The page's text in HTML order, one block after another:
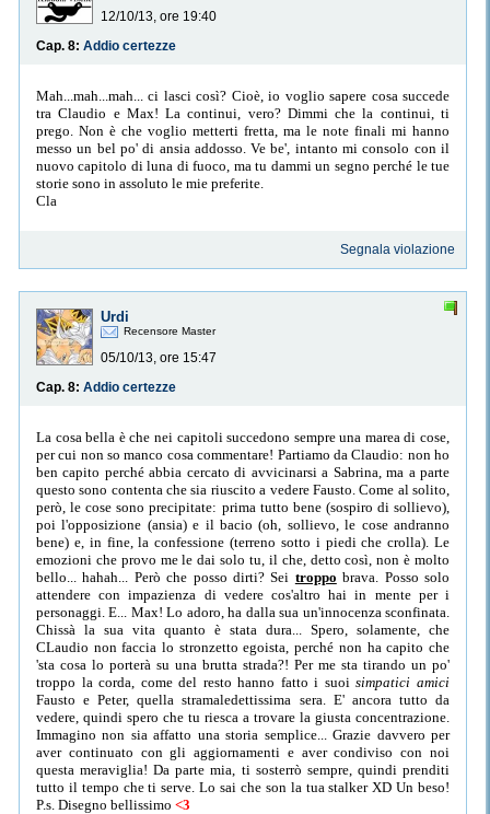
12/10/13, ore 19:40
Cap. 8: Addio certezze
Mah...mah...mah... ci lasci così? Cioè, io voglio sapere cosa succede
tra Claudio e Max! La continui, vero? Dimmi che la continui, ti
prego. Non è che voglio metterti fretta, ma le note finali mi hanno
messo un bel po' di ansia addosso. Ve be', intanto mi consolo con il
nuovo capitolo di luna di fuoco, ma tu dammi un segno perché le tue
storie sono in assoluto le mie preferite.
Cla
Segnala violazione
Urdi
Recensore Master
05/10/13, ore 15:47
Cap. 8: Addio certezze
La cosa bella è che nei capitoli succedono sempre una marea di cose,
per cui non so manco cosa commentare! Partiamo da Claudio: non ho
ben capito perché abbia cercato di avvicinarsi a Sabrina, ma a parte
questo sono contenta che sia riuscito a vedere Fausto. Come al solito,
però, le cose sono precipitate: prima tutto bene (sospiro di sollievo),
poi l'opposizione (ansia) e il bacio (oh, sollievo, le cose andranno
bene) e, in fine, la confessione (terreno sotto i piedi che crolla). Le
emozioni che provo me le dai solo tu, il che, detto così, non è molto
bello... hahah... Però che posso dirti? Sei troppo brava. Posso solo
attendere con impazienza di vedere cos'altro hai in mente per i
personaggi. E... Max! Lo adoro, ha dalla sua un'innocenza sconfinata.
Chissà la sua vita quanto è stata dura... Spero, solamente, che
CLaudio non faccia lo stronzetto egoista, perché non ha capito che
'sta cosa lo porterà su una brutta strada?! Per me sta tirando un po'
troppo la corda, come del resto hanno fatto i suoisimpatici amici
Fausto e Peter, quella stramaledettissima sera. E' ancora tutto da
vedere, quindi spero che tu riesca a trovare la giusta concentrazione.
Immagino non sia affatto una storia semplice... Grazie davvero per
aver continuato con gli aggiornamenti e aver condiviso con noi
questa meraviglia! Da parte mia, ti sosterrò sempre, quindi prenditi
tutto il tempo che ti serve. Lo sai che son la tua stalker XD Un beso!
P.s. Disegno bellissimo <3